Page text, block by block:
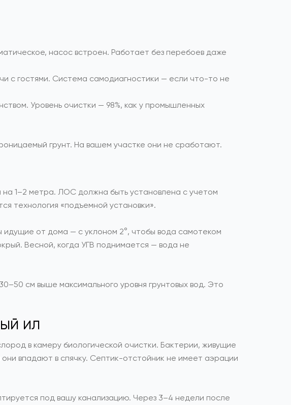
насос встроен. Работает без перебоев даже
с гостями. Система самодиагностики — если что-то не
Уровень очистки — 98%, как у промышленных
грунт. На вашем участке они не сработают.
1–2 метра. ЛОС должна быть установлена с учетом
технология «подъемной установки».
идущие от дома — с уклоном 2°, чтобы вода самотеком
Весной, когда УГВ поднимается — вода не
см выше максимального уровня грунтовых вод. Это
ил
в камеру биологической очистки. Бактерии, живущие
впадают в спячку. Септик-отстойник не имеет аэрации
под вашу канализацию. Через 3–4 недели после